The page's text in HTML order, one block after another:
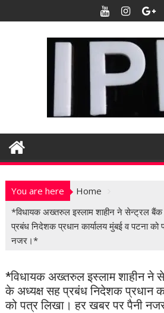
k
t
n
You are here
Home
*विधायक अख्तरुल इस्लाम शाहीन ने सेन्ट्रल
प्रबंध निदेशक प्रधान कार्यालय मुंबई व पटना
नजर।*
*विधायक अख्तरुल इस्लाम शाहीन ने
के अध्यक्ष सह प्रबंध निदेशक प्रधान
को पत्र लिखा। हर खबर पर पैनी